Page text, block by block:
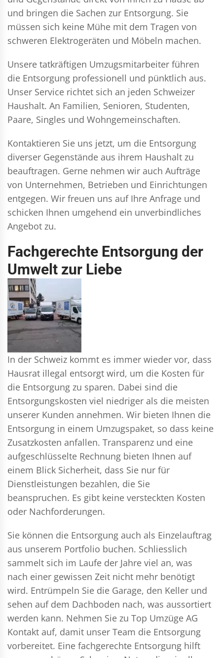
und bringen die Sachen zur Entsorgung. Sie
müssen sich keine Mühe mit dem Tragen von
schweren Elektrogeräten und Möbeln machen.
Unsere tatkräftigen Umzugsmitarbeiter führen
die Entsorgung professionell und pünktlich aus.
Unser Service richtet sich an jeden Schweizer
Haushalt. An Familien, Senioren, Studenten,
Paare, Singles und Wohngemeinschaften.
Kontaktieren Sie uns jetzt, um die Entsorgung
diverser Gegenstände aus ihrem Haushalt zu
beauftragen. Gerne nehmen wir auch Aufträge
von Unternehmen, Betrieben und Einrichtungen
entgegen. Wir freuen uns auf Ihre Anfrage und
schicken Ihnen umgehend ein unverbindliches
Angebot zu.
Fachgerechte Entsorgung der
Umwelt zur Liebe
In der Schweiz kommt es immer wieder vor, dass
Hausrat illegal entsorgt wird, um die Kosten für
die Entsorgung zu sparen. Dabei sind die
Entsorgungskosten viel niedriger als die meisten
unserer Kunden annehmen. Wir bieten Ihnen die
Entsorgung in einem Umzugspaket, so dass keine
Zusatzkosten anfallen. Transparenz und eine
aufgeschlüsselte Rechnung bieten Ihnen auf
einem Blick Sicherheit, dass Sie nur für
Dienstleistungen bezahlen, die Sie
beanspruchen. Es gibt keine versteckten Kosten
oder Nachforderungen.
Sie können die Entsorgung auch als Einzelauftrag
aus unserem Portfolio buchen. Schliesslich
sammelt sich im Laufe der Jahre viel an, was
nach einer gewissen Zeit nicht mehr benötigt
wird. Entrümpeln Sie die Garage, den Keller und
sehen auf dem Dachboden nach, was aussortiert
werden kann. Nehmen Sie zu Top Umzüge AG
Kontakt auf, damit unser Team die Entsorgung
vorbereitet. Eine fachgerechte Entsorgung hilft